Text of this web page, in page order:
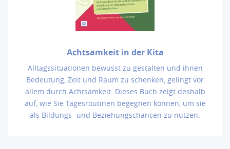
Achtsamkeit in der Kita
Alltagssituationen bewusst zu gestalten und ihnen
Bedeutung, Zeit und Raum zu schenken, gelingt vor
allem durch Achtsamkeit. Dieses Buch zeigt deshalb
auf, wie Sie Tagesroutinen begegnen können, um sie
als Bildungs- und Beziehungschancen zu nutzen.